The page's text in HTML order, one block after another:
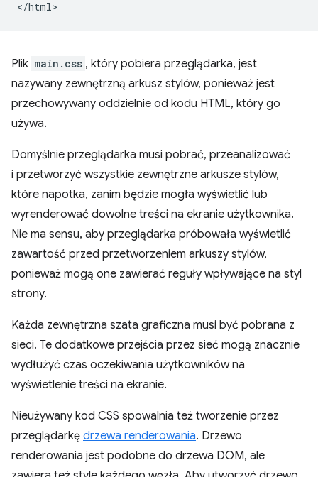
Plik main.css , który pobiera przeglądarka, jest
nazywany zewnętrzną arkusz stylów, ponieważ jest
przechowywany oddzielnie od kodu HTML, który go
używa.
Domyślnie przeglądarka musi pobrać, przeanalizować
i przetworzyć wszystkie zewnętrzne arkusze stylów,
które napotka, zanim będzie mogła wyświetlić lub
wyrenderować dowolne treści na ekranie użytkownika.
Nie ma sensu, aby przeglądarka próbowała wyświetlić
zawartość przed przetworzeniem arkuszy stylów,
ponieważ mogą one zawierać reguły wpływające na styl
strony.
Każda zewnętrzna szata graficzna musi być pobrana z
sieci. Te dodatkowe przejścia przez sieć mogą znacznie
wydłużyć czas oczekiwania użytkowników na
wyświetlenie treści na ekranie.
Nieużywany kod CSS spowalnia też tworzenie przez
przeglądarkę drzewa renderowania. Drzewo
renderowania jest podobne do drzewa DOM, ale